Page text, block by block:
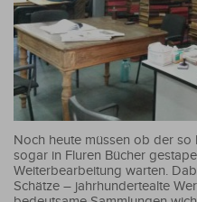
Noch heute müssen ob der
sogar in Fluren Bücher
Weiterbearbeitung warten.
Schätze – jahrhundertealte